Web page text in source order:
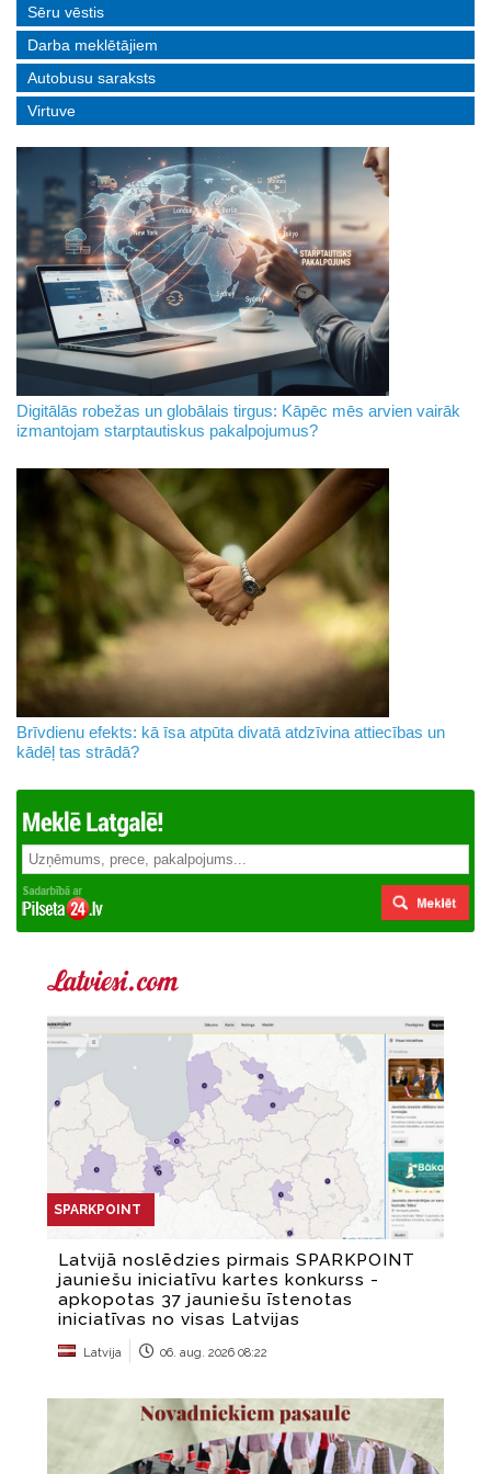
Sēru vēstis
Darba meklētājiem
Autobusu saraksts
Virtuve
Digitālās robežas un globālais tirgus: Kāpēc mēs arvien vairāk
izmantojam starptautiskus pakalpojumus?
Brīvdienu efekts: kā īsa atpūta divatā atdzīvina attiecības un
kādēļ tas strādā?